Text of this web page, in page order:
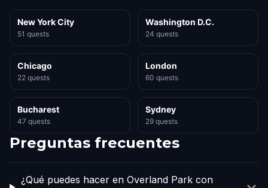
New York City
51 quests
Washington D.C.
24 quests
Chicago
22 quests
London
60 quests
Bucharest
47 quests
Sydney
29 quests
Preguntas frecuentes
¿Qué puedes hacer en Overland Park con